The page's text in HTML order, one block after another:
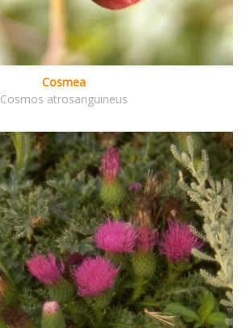
Cosmea
Cosmos atrosanguineus